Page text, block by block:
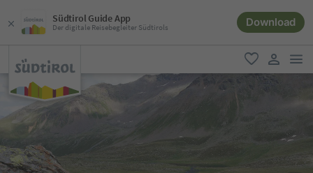
Südtirol Guide App
Der digitale Reisebegleiter Südtirols Download
favorit
user link